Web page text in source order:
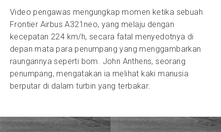
Video pengawas mengungkap momen ketika sebuah
Frontier Airbus A321neo, yang melaju dengan
kecepatan 224 km/h, secara fatal menyedotnya di
depan mata para penumpang yang menggambarkan
raungannya seperti bom. John Anthens, seorang
penumpang, mengatakan ia melihat kaki manusia
berputar di dalam turbin yang terbakar.